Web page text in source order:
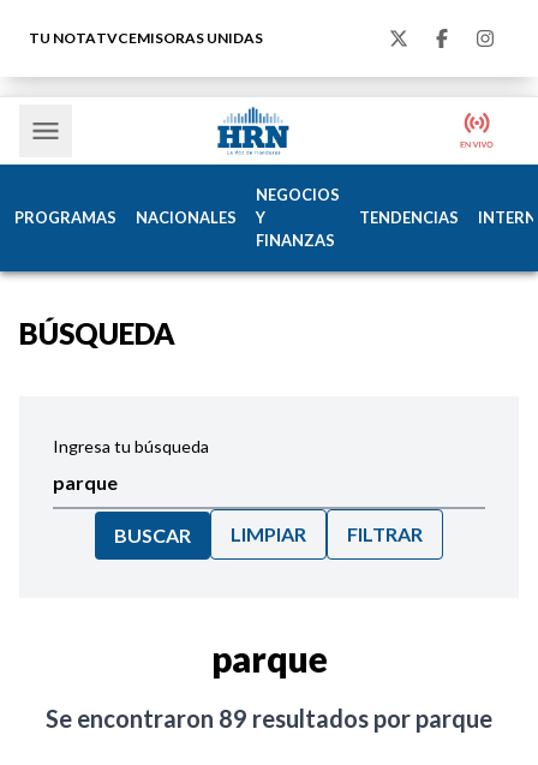
TU NOTATVCEMISORAS UNIDAS
PROGRAMAS NACIONALES
NEGOCIOS
Y
FINANZAS
TENDENCIAS
BÚSQUEDA
Ingresa tu búsqueda
BUSCAR LIMPIAR FILTRAR
parque
Se encontraron 89 resultados por parque